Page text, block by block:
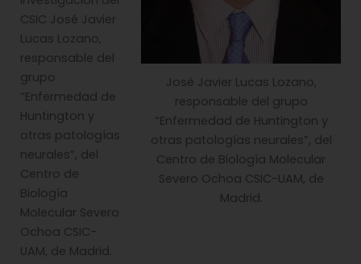
José Javier Lucas Lozano,
responsable del grupo
“Enfermedad de Huntington y
otras patologías neurales”, del
Centro de Biología Molecular
Severo Ochoa CSIC-UAM, de
Madrid.
CSIC José Javier
Lucas Lozano,
responsable del
grupo
“Enfermedad de
Huntington y
otras patologías
neurales”, del
Centro de
Biología
Molecular Severo
Ochoa CSIC-
UAM, de Madrid.